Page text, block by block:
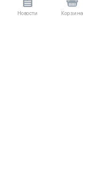
Новости Корзина